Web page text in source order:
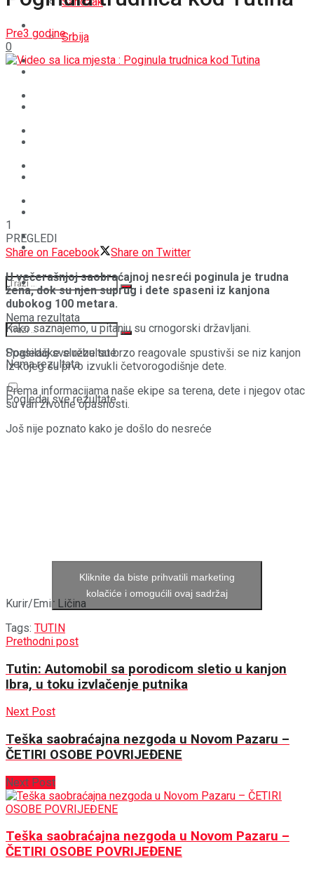
REGIJA
SVIJET
SPORT
Nema rezultata
Pogledaj sve rezultate
Srbija
MAGAZIN
SPORT
Nema rezultata
Pogledaj sve rezultate
Pre3 godine
0
1
PREGLEDI
Share on Facebook
Share on Twitter
U večerašnjoj saobraćajnoj nesreći poginula je trudna
žena, dok su njen suprug i dete spaseni iz kanjona
dubokog 100 metara.
Kako saznajemo, u pitanju su crnogorski državljani.
Spasilačke službe su brzo reagovale spustivši se niz kanjon
iz kojeg su prvo izvukli četvorogodišnje dete.
Prema informacijama naše ekipe sa terena, dete i njegov otac
su van životne opasnosti.
Još nije poznato kako je došlo do nesreće
Kliknite da biste prihvatili marketing
kolačiće i omogućili ovaj sadržaj
Kurir/Emir Ličina
Tags: TUTIN
Prethodni post
Tutin: Automobil sa porodicom sletio u kanjon
Ibra, u toku izvlačenje putnika
Next Post
Teška saobraćajna nezgoda u Novom Pazaru –
ČETIRI OSOBE POVRIJEĐENE
Next Post
Teška saobraćajna nezgoda u Novom Pazaru –
ČETIRI OSOBE POVRIJEĐENE